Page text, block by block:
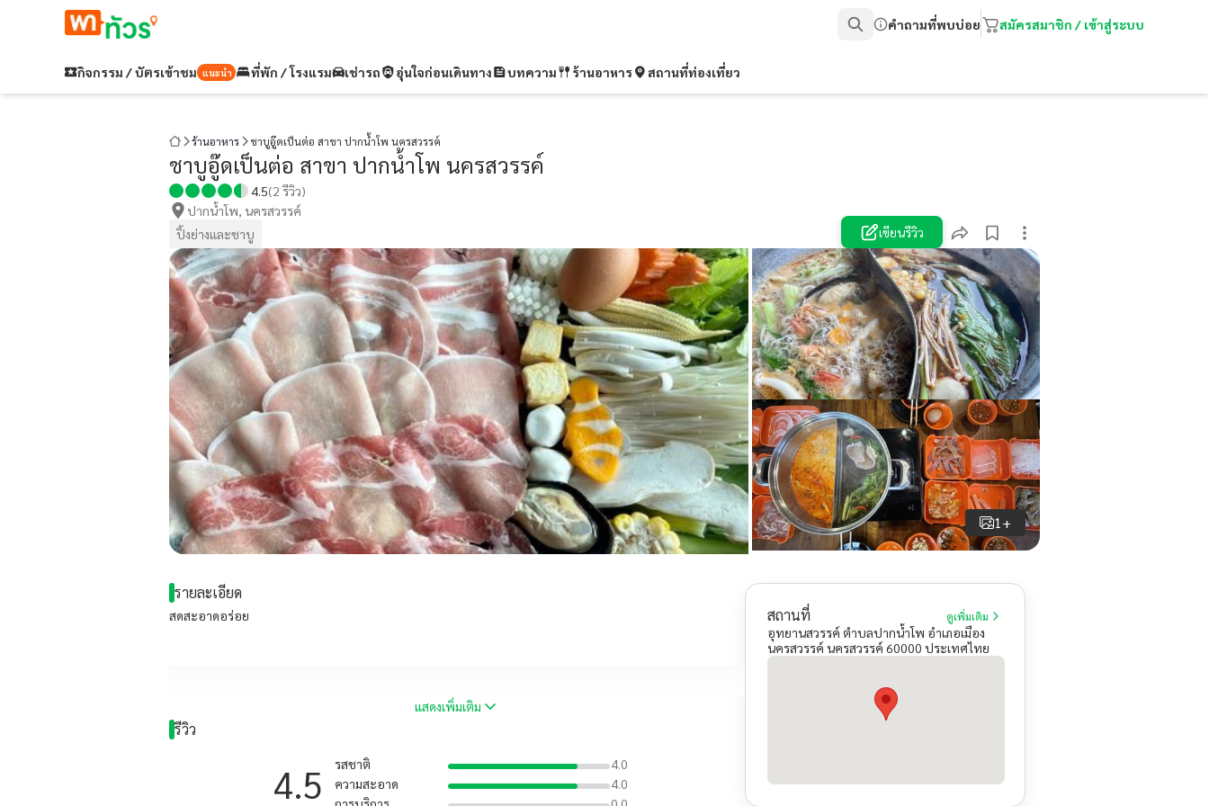
คำถามที่พบบ่อย สมัครสมาชิก / เข้าสู่ระบบ
กิจกรรม / บัตรเข้าชม แนะนำ ที่พัก / โรงแรม เช่ารถ อุ่นใจก่อนเดินทาง บทความ ร้านอาหาร สถานที่ท่องเที่ยว
ร้านอาหาร ชาบูอู๊ดเป็นต่อ สาขา ปากน้ำโพ นครสวรรค์
ชาบูอู๊ดเป็นต่อ สาขา ปากน้ำโพ นครสวรรค์
4.5(2 รีวิว)
ปากน้ำโพ, นครสวรรค์
ปิ้งย่างและชาบู
เขียนรีวิว
1+
รายละเอียด
สดสะอาดอร่อย
แสดงเพิ่มเติม
รีวิว
4.5 รสชาติ
4.0
ความสะอาด
4.0
สถานที่ ดูเพิ่มเติม
อุทยานสวรรค์ ตำบลปากน้ำโพ อำเภอเมือง
นครสวรรค์ นครสวรรค์ 60000 ประเทศไทย